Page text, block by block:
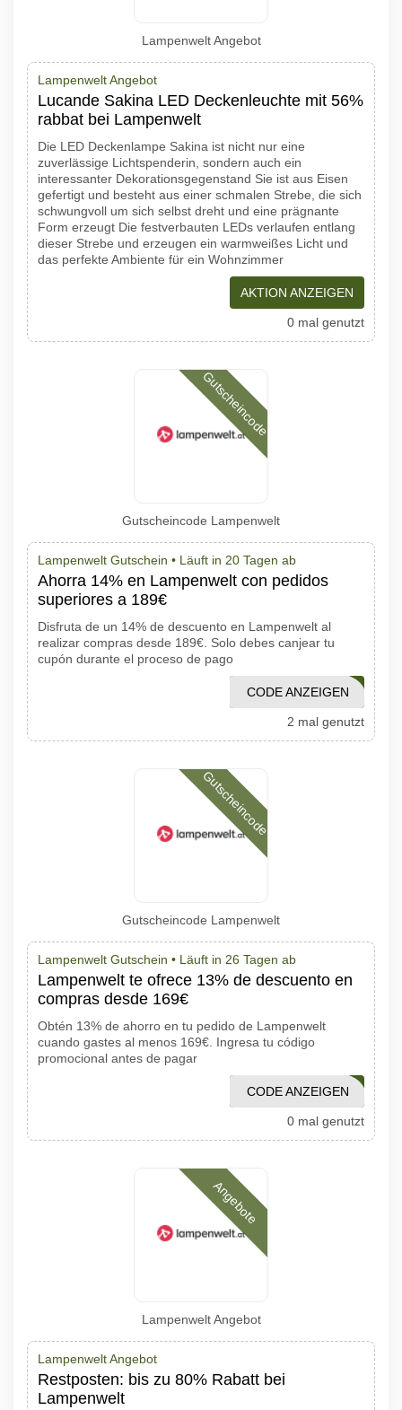
Lampenwelt Angebot
Lampenwelt Angebot
Lucande Sakina LED Deckenleuchte mit 56%
rabbat bei Lampenwelt
Die LED Deckenlampe Sakina ist nicht nur eine
zuverlässige Lichtspenderin, sondern auch ein
interessanter Dekorationsgegenstand Sie ist aus Eisen
gefertigt und besteht aus einer schmalen Strebe, die sich
schwungvoll um sich selbst dreht und eine prägnante
Form erzeugt Die festverbauten LEDs verlaufen entlang
dieser Strebe und erzeugen ein warmweißes Licht und
das perfekte Ambiente für ein Wohnzimmer
AKTION ANZEIGEN
0 mal genutzt
Gutscheincode
Gutscheincode Lampenwelt
Lampenwelt Gutschein • Läuft in 20 Tagen ab
Ahorra 14% en Lampenwelt con pedidos
superiores a 189€
Disfruta de un 14% de descuento en Lampenwelt al
realizar compras desde 189€. Solo debes canjear tu
cupón durante el proceso de pago
SUPER
CODE ANZEIGEN
2 mal genutzt
Gutscheincode
Gutscheincode Lampenwelt
Lampenwelt Gutschein • Läuft in 26 Tagen ab
Lampenwelt te ofrece 13% de descuento en
compras desde 169€
Obtén 13% de ahorro en tu pedido de Lampenwelt
cuando gastes al menos 169€. Ingresa tu código
promocional antes de pagar
AUGUST
CODE ANZEIGEN
0 mal genutzt
Angebote
Lampenwelt Angebot
Lampenwelt Angebot
Restposten: bis zu 80% Rabatt bei
Lampenwelt